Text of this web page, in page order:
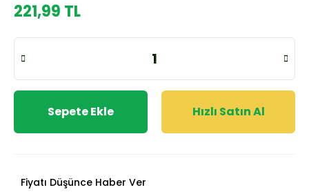
221,99 TL
Sepete Ekle Hızlı Satın Al
Fiyatı Düşünce Haber Ver